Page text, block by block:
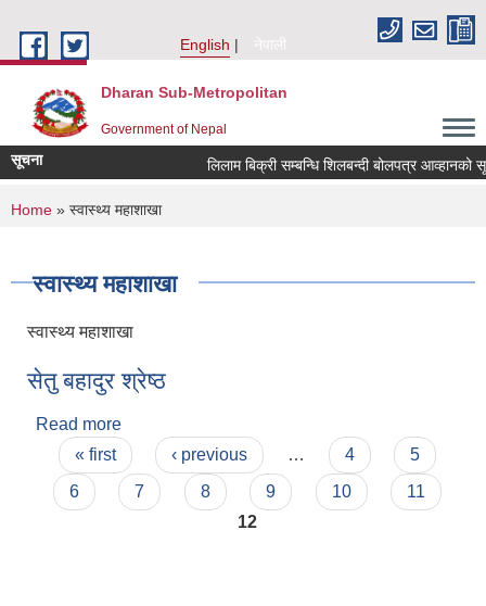
English
नेपाली
Dharan Sub-Metropolitan
Government of Nepal
सूचना लिलाम बिक्री सम्बन्धि शिलबन्दी बोलपत्र
You are here
Home » स्वास्थ्य महाशाखा
स्वास्थ्य महाशाखा
स्वास्थ्य महाशाखा
सेतु बहादुर श्रेष्ठ
Read more
Pages
« first ‹ previous … 4
5
6
7 8 9 10
11
12